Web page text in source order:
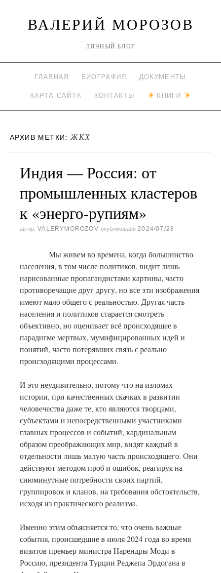
ВАЛЕРИЙ МОРОЗОВ
ЛИЧНЫЙ БЛОГ
ГЛАВНАЯ БИОГРАФИЯ ДОКУМЕНТЫ
КАРТА САЙТА КОНТАКТЫ КНИГИ
АРХИВ МЕТКИ: ЖКХ
Индия — Россия: от
промышленных кластеров
к «энерго-рупиям»
автор: VALERYMOROZOV опубликовано 2024/07/28
Мы живем во времена, когда большинство
населения, в том числе политиков, видит лишь
нарисованные пропагандистами картины, часто
противоречащие друг другу, но все эти изображения
имеют мало общего с реальностью. Другая часть
населения и политиков старается смотреть
объективно, но оценивает всё происходящее в
парадигме мертвых, мумифицированных идей и
понятий, часто потерявших связь с реально
происходящими процессами.
И это неудивительно, потому что на изломах
истории, при качественных скачках в развитии
человечества даже те, кто являются творцами,
субъектами и непосредственными участниками
главных процессов и событий, кардинальным
образом преображающих мир, видят каждый в
отдельности лишь малую часть происходящего. Они
действуют методом проб и ошибок, реагируя на
сиюминутные потребности своих партий,
группировок и кланов, на требования обстоятельств,
исходя из практического реализма.
Именно этим объясняется то, что очень важные
события, происшедшие в июля 2024 года во время
визитов премьер-министра Нарендры Моди в
Россию, президента Турции Реджепа Эрдогана в